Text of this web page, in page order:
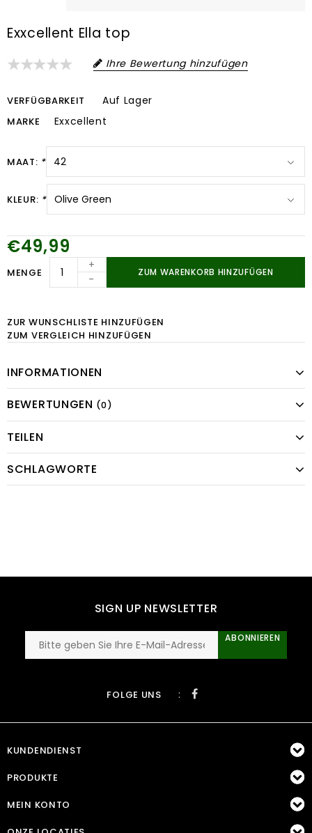
Exxcellent Ella top
Ihre Bewertung hinzufügen
VERFÜGBARKEIT Auf Lager
MARKE Exxcellent
MAAT: *
KLEUR: *
€49,99
MENGE
+
-
ZUM WARENKORB HINZUFÜGEN
ZUR WUNSCHLISTE HINZUFÜGEN
ZUM VERGLEICH HINZUFÜGEN
INFORMATIONEN
BEWERTUNGEN (0)
TEILEN
SCHLAGWORTE
SIGN UP NEWSLETTER
ABONNIEREN
FOLGE UNS :
KUNDENDIENST
PRODUKTE
MEIN KONTO